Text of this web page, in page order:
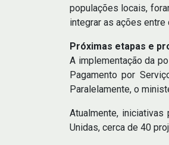
populações locais,
integrar as ações
Próximas etapas e
A implementação da
Pagamento por
Paralelamente, o
Atualmente,
Unidas, cerca de 40